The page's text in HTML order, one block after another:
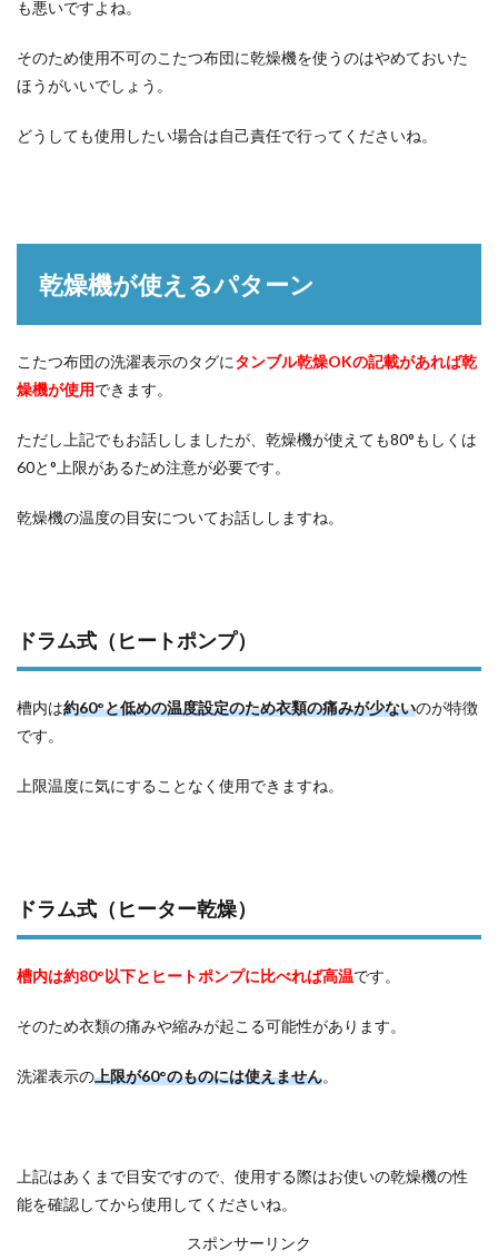
も悪いですよね。
そのため使用不可のこたつ布団に乾燥機を使うのはやめておいた
ほうがいいでしょう。
どうしても使用したい場合は自己責任で行ってくださいね。
乾燥機が使えるパターン
こたつ布団の洗濯表示のタグにタンブル乾燥OKの記載があれば乾
燥機が使用できます。
ただし上記でもお話ししましたが、乾燥機が使えても80°もしくは
60と°上限があるため注意が必要です。
乾燥機の温度の目安についてお話ししますね。
ドラム式（ヒートポンプ）
槽内は約60°と低めの温度設定のため衣類の痛みが少ないのが特徴
です。
上限温度に気にすることなく使用できますね。
ドラム式（ヒーター乾燥）
槽内は約80°以下とヒートポンプに比べれば高温です。
そのため衣類の痛みや縮みが起こる可能性があります。
洗濯表示の上限が60°のものには使えません。
上記はあくまで目安ですので、使用する際はお使いの乾燥機の性
能を確認してから使用してくださいね。
スポンサーリンク